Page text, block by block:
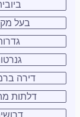
ביובית
בעל
גדרות
גנרטור
דירה ברמת
דלתות